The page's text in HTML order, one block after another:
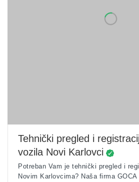
Tehnički pregled i
vozila Novi Karlovci
Potreban Vam je tehnički pregled i
Novim Karlovcima? Naša firma GOCA